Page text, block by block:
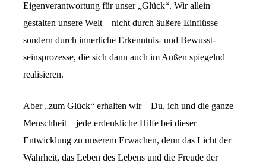
Eigenverantwortung für unser „Glück“. Wir allein
gestalten unsere Welt – nicht durch äußere Einflüsse –
sondern durch innerliche Erkenntnis- und Bewusst-
seinsprozesse, die sich dann auch im Außen spiegelnd
realisieren.
Aber „zum Glück“ erhalten wir – Du, ich und die ganze
Menschheit – jede erdenkliche Hilfe bei dieser
Entwicklung zu unserem Erwachen, denn das Licht der
Wahrheit, das Leben des Lebens und die Freude der